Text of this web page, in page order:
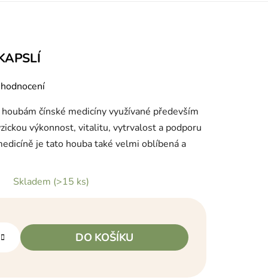
čínské medicíny využívané především
výkonnost, vitalitu, vytrvalost a podporu
je tato houba také velmi oblíbená a
Skladem (>15 ks)
DO KOŠÍKU